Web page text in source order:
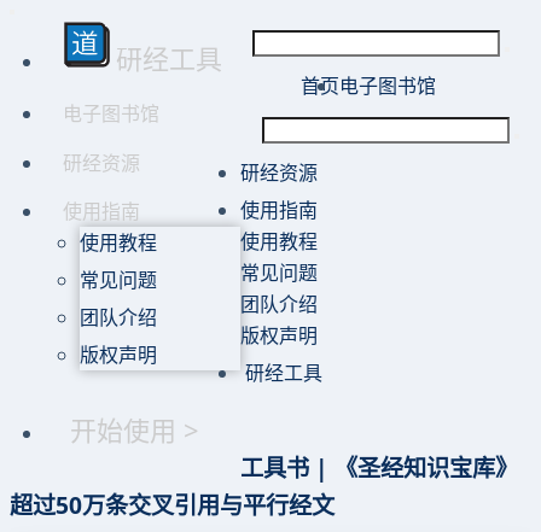
研经工具
电子图书馆
研经资源
使用指南
使用教程
常见问题
团队介绍
版权声明
开始使用 >
首页电子图书馆
研经资源
使用指南
使用教程
常见问题
团队介绍
版权声明
研经工具
工具书 | 《圣经知识宝库》
超过50万条交叉引用与平行经文